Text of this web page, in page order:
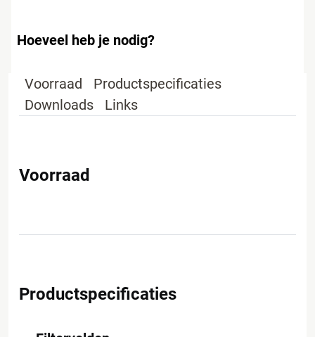
Hoeveel heb je nodig?
Voorraad
Productspecificaties
Downloads
Links
Voorraad
Productspecificaties